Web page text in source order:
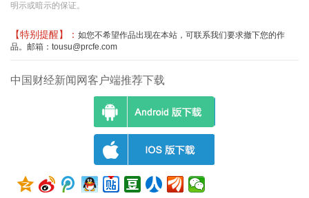
明示或暗示的保证。
【特别提醒】： 如您不希望作品出现在本站，可联系我们要求撤下您的作
品。邮箱：tousu@prcfe.com
中国财经新闻网客户端推荐下载